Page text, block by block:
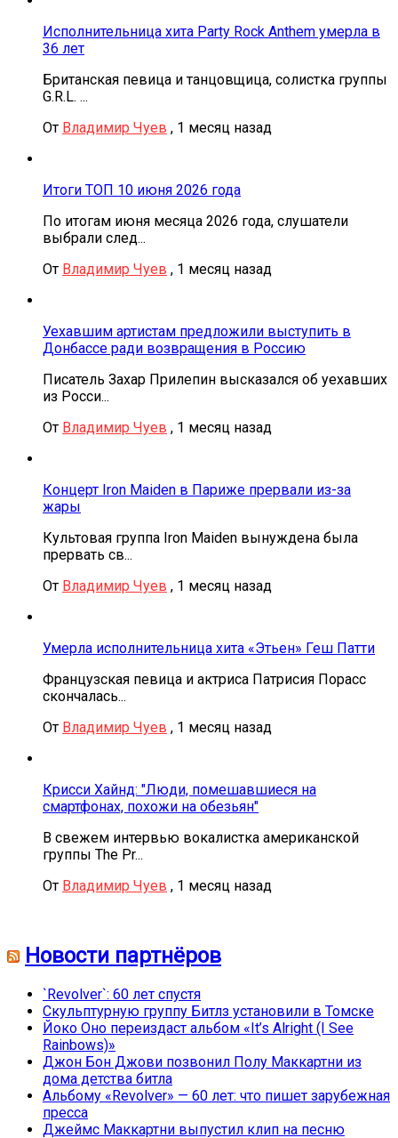
Исполнительница хита Party Rock Anthem умерла в
36 лет
Британская певица и танцовщица, солистка группы
G.R.L. ...
От Владимир Чуев , 1 месяц назад
Итоги ТОП 10 июня 2026 года
По итогам июня месяца 2026 года, слушатели
выбрали след...
От Владимир Чуев , 1 месяц назад
Уехавшим артистам предложили выступить в
Донбассе ради возвращения в Россию
Писатель Захар Прилепин высказался об уехавших
из Росси...
От Владимир Чуев , 1 месяц назад
Концерт Iron Maiden в Париже прервали из-за
жары
Культовая группа Iron Maiden вынуждена была
прервать св...
От Владимир Чуев , 1 месяц назад
Умерла исполнительница хита «Этьен» Геш Патти
Французская певица и актриса Патрисия Порасс
скончалась...
От Владимир Чуев , 1 месяц назад
Крисси Хайнд: "Люди, помешавшиеся на
смартфонах, похожи на обезьян"
В свежем интервью вокалистка американской
группы The Pr...
От Владимир Чуев , 1 месяц назад
Новости партнёров
`Revolver`: 60 лет спустя
Скульптурную группу Битлз установили в Томске
Йоко Оно переиздаст альбом «It’s Alright (I See
Rainbows)»
Джон Бон Джови позвонил Полу Маккартни из
дома детства битла
Альбому «Revolver» — 60 лет: что пишет зарубежная
пресса
Джеймс Маккартни выпустил клип на песню